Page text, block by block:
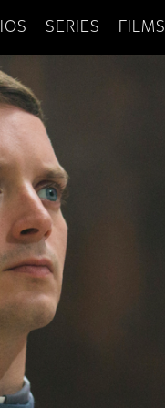
SERIES FILMS